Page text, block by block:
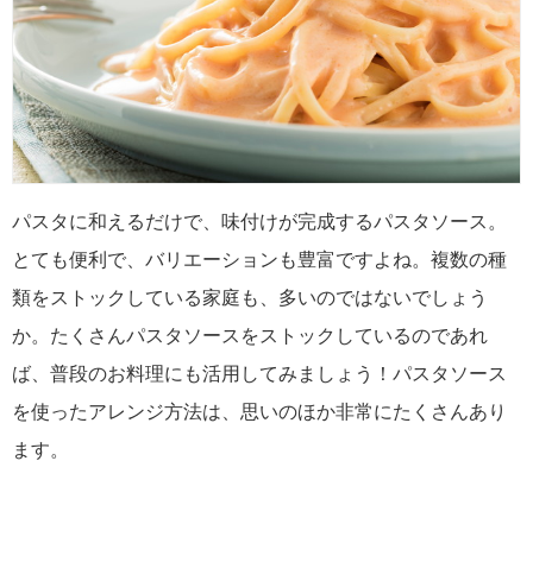
パスタに和えるだけで、味付けが完成するパスタソース。
とても便利で、バリエーションも豊富ですよね。複数の種
類をストックしている家庭も、多いのではないでしょう
か。たくさんパスタソースをストックしているのであれ
ば、普段のお料理にも活用してみましょう！パスタソース
を使ったアレンジ方法は、思いのほか非常にたくさんあり
ます。